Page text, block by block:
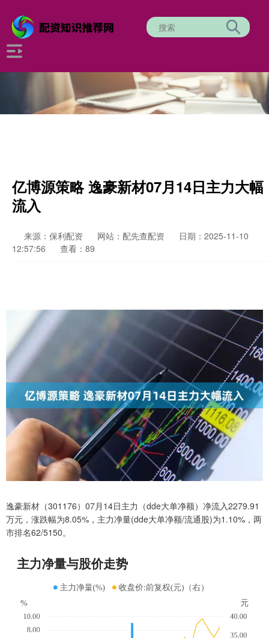
亿博源策略 逸豪新材07月14日主力大幅
流入
来源：保利配资 网站：配先查配资
日期：2025-11-10
12:57:56
查看：89
逸豪新材（301176）07月14日主力（dde大单净额）净流入2279.91
万元，涨跌幅为8.05%，主力净量(dde大单净额/流通股)为1.10%，两
市排名62/5150。